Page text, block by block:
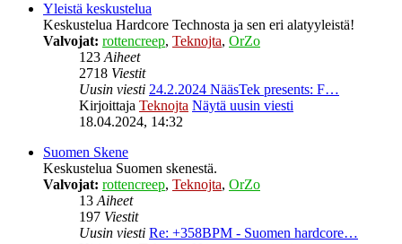
Yleistä keskustelua
Keskustelua Hardcore Technosta ja sen eri alatyyleistä!
Valvojat: rottencreep, Teknojta, OrZo
123Aiheet
2718 Viestit
Uusin viesti 24.2.2024 NääsTek presents: F…
Kirjoittaja Teknojta Näytä uusin viesti
18.04.2024, 14:32
Suomen Skene
Keskustelua Suomen skenestä.
Valvojat: rottencreep, Teknojta, OrZo
13Aiheet
197 Viestit
Uusin viesti Re: +358BPM - Suomen hardcore…